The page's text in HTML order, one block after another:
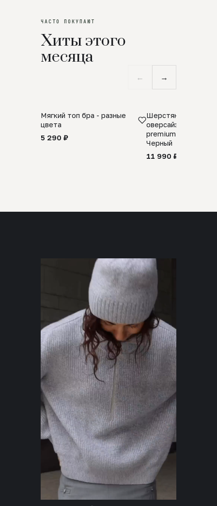
ЧАСТО ПОКУПАЮТ
Хиты этого
месяца
← →
Мягкий топ бра - разные
цвета
5 290 ₽
Шерстяной свитер
оверсайз 100%
premium merino
Черный
11 990 ₽